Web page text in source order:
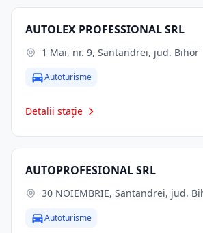
AUTOLEX PROFESSIONAL SRL
1 Mai, nr. 9, Santandrei, jud. Bihor
Autoturisme
Detalii stație
AUTOPROFESIONAL SRL
30 NOIEMBRIE, Santandrei, jud.
Autoturisme